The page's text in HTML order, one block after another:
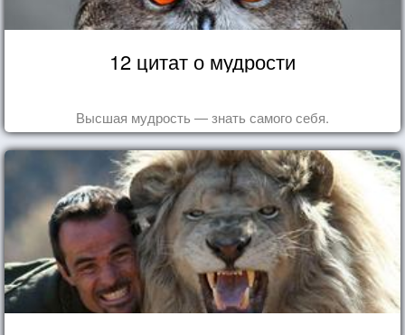
12 цитат о мудрости
Высшая мудрость — знать самого себя.